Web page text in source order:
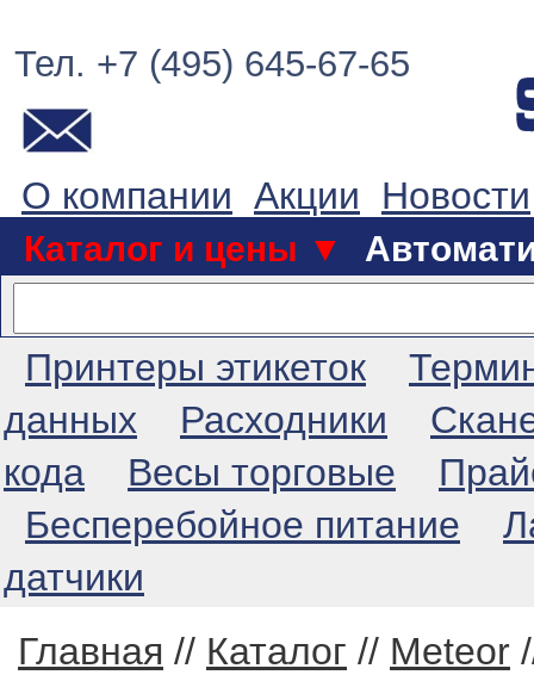
Тел. +7 (495) 645-67-65
О компании Акции Новости
Каталог и цены ▼
Принтеры этикеток
данных
Расходники
кода
Весы торговые
Бесперебойное питание
датчики
Главная // Каталог // Meteor